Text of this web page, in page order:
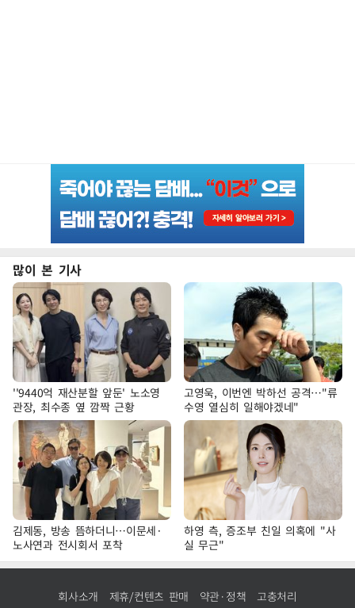
많이 본 기사
''9440억 재산분할 앞둔' 노소영
관장, 최수종 옆 깜짝 근황
고영욱, 이번엔 박하선 공격…"류
수영 열심히 일해야겠네"
김제동, 방송 뜸하더니…이문세·
노사연과 전시회서 포착
하영 측, 증조부 친일 의혹에 "사
실 무근"
회사소개 제휴/컨텐츠 판매 약관·정책 고충처리